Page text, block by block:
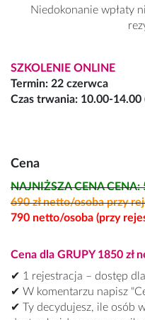
Niedokonanie wpłaty
SZKOLENIE ONLINE
Termin: 22 czerwca
Czas trwania: 10.00-14.00
Cena
NAJNIŻSZA CENA CENA:
690 zł netto/osoba przy
790 netto/osoba (przy
Cena dla GRUPY 1850 zł
✔ 1 rejestracja – dostęp
✔ W komentarzu napisz
✔ Ty decydujesz, ile osób